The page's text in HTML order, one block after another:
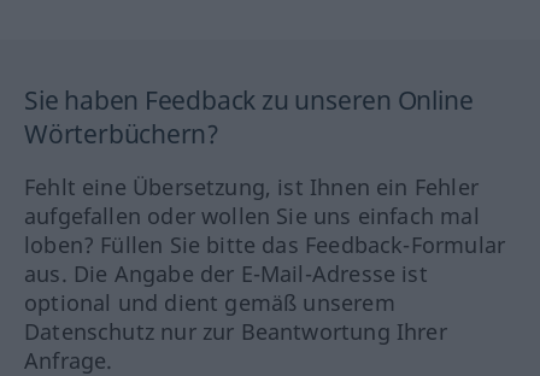
Sie haben Feedback zu unseren Online
Wörterbüchern?
Fehlt eine Übersetzung, ist Ihnen ein Fehler
aufgefallen oder wollen Sie uns einfach mal
loben? Füllen Sie bitte das Feedback-Formular
aus. Die Angabe der E-Mail-Adresse ist
optional und dient gemäß unserem
Datenschutz nur zur Beantwortung Ihrer
Anfrage.